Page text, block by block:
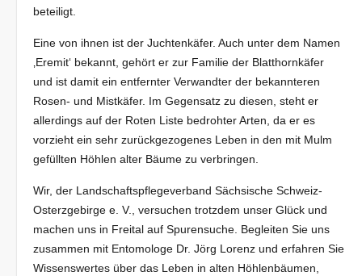
beteiligt.
Eine von ihnen ist der Juchtenkäfer. Auch unter dem Namen
‚Eremit‘ bekannt, gehört er zur Familie der Blatthornkäfer
und ist damit ein entfernter Verwandter der bekannteren
Rosen- und Mistkäfer. Im Gegensatz zu diesen, steht er
allerdings auf der Roten Liste bedrohter Arten, da er es
vorzieht ein sehr zurückgezogenes Leben in den mit Mulm
gefüllten Höhlen alter Bäume zu verbringen.
Wir, der Landschaftspflegeverband Sächsische Schweiz-
Osterzgebirge e. V., versuchen trotzdem unser Glück und
machen uns in Freital auf Spurensuche. Begleiten Sie uns
zusammen mit Entomologe Dr. Jörg Lorenz und erfahren Sie
Wissenswertes über das Leben in alten Höhlenbäumen,